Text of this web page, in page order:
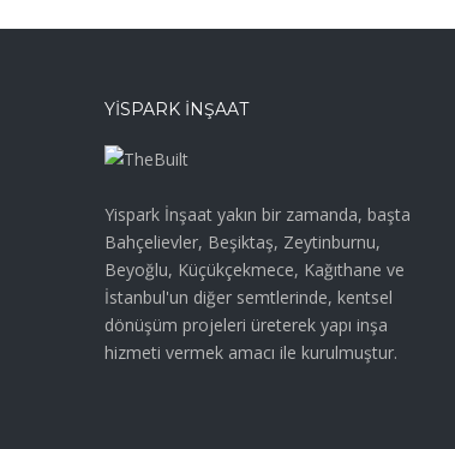
YISPARK İNŞAAT
Yispark İnşaat yakın bir zamanda, başta
Bahçelievler, Beşiktaş, Zeytinburnu,
Beyoğlu, Küçükçekmece, Kağıthane ve
İstanbul'un diğer semtlerinde, kentsel
dönüşüm projeleri üreterek yapı inşa
hizmeti vermek amacı ile kurulmuştur.